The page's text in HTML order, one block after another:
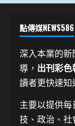
點傳媒NEWS586
深入本業的
導， 出刊彩色
讀者更快速知
主要以提供
技、 政治、社